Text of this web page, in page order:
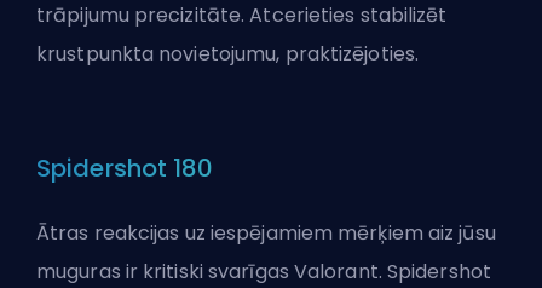
trāpijumu precizitāte. Atcerieties stabilizēt
krustpunkta novietojumu, praktizējoties.
Spidershot 180
Ātras reakcijas uz iespējamiem mērķiem aiz jūsu
muguras ir kritiski svarīgas Valorant. Spidershot